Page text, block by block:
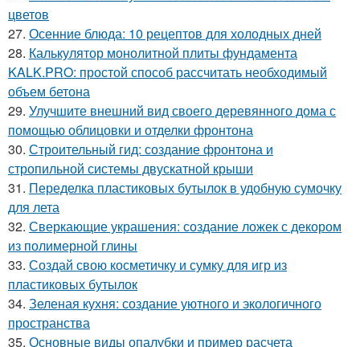
цветов
27. Осенние блюда: 10 рецептов для холодных дней
28. Калькулятор монолитной плиты фундамента
KALK.PRO: простой способ рассчитать необходимый
объем бетона
29. Улучшите внешний вид своего деревянного дома с
помощью облицовки и отделки фронтона
30. Строительный гид: создание фронтона и
стропильной системы двускатной крыши
31. Переделка пластиковых бутылок в удобную сумочку
для лета
32. Сверкающие украшения: создание ложек с декором
из полимерной глины
33. Создай свою косметичку и сумку для игр из
пластиковых бутылок
34. Зеленая кухня: создание уютного и экологичного
пространства
35. Основные виды опалубки и пример расчета